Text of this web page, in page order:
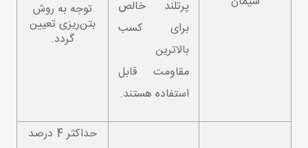
پرتلند خالص
برای کسب
بالاترین
مقاومت قابل
استفاده هستند.
توجه به روش
بتن‌ریزی تعیین
گردد.
حداکثر 4 درصد